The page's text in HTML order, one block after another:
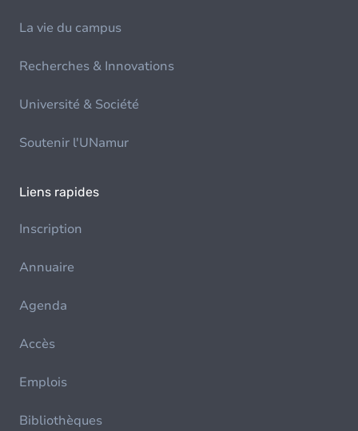
La vie du campus
Recherches & Innovations
Université & Société
Soutenir l'UNamur
Liens rapides
Inscription
Annuaire
Agenda
Accès
Emplois
Bibliothèques